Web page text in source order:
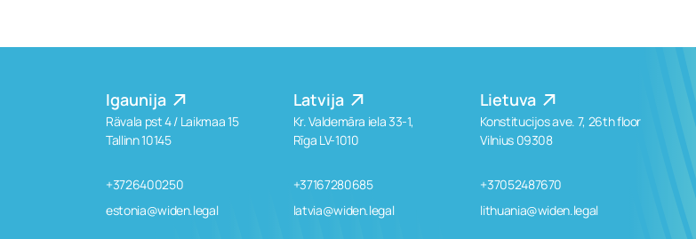
Igaunija
Rävala pst 4 / Laikmaa 15
Tallinn 10145
+3726400250
estonia@widen.legal
Latvija
Kr. Valdemāra iela 33-1,
Rīga LV-1010
+37167280685
latvia@widen.legal
Lietuva
Konstitucijos ave. 7, 26th floor
Vilnius 09308
+37052487670
lithuania@widen.legal